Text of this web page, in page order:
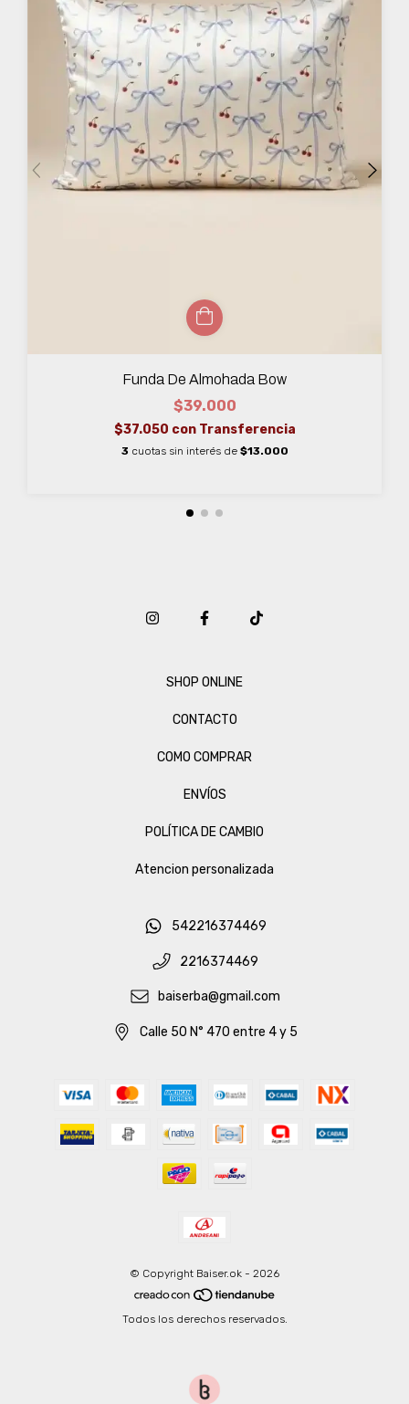
Funda De Almohada Bow
$39.000
$37.050 con Transferencia
3 cuotas sin interés de $13.000
SHOP ONLINE
CONTACTO
COMO COMPRAR
ENVÍOS
POLÍTICA DE CAMBIO
Atencion personalizada
542216374469
2216374469
baiserba@gmail.com
Calle 50 N° 470 entre 4 y 5
© Copyright Baiser.ok - 2026
Todos los derechos reservados.